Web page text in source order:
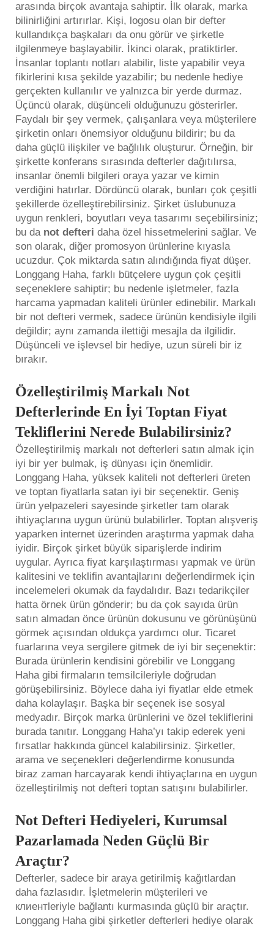
arasında birçok avantaja sahiptir. İlk olarak, marka
bilinirliğini artırırlar. Kişi, logosu olan bir defter
kullandıkça başkaları da onu görür ve şirketle
ilgilenmeye başlayabilir. İkinci olarak, pratiktirler.
İnsanlar toplantı notları alabilir, liste yapabilir veya
fikirlerini kısa şekilde yazabilir; bu nedenle hediye
gerçekten kullanılır ve yalnızca bir yerde durmaz.
Üçüncü olarak, düşünceli olduğunuzu gösterirler.
Faydalı bir şey vermek, çalışanlara veya müşterilere
şirketin onları önemsiyor olduğunu bildirir; bu da
daha güçlü ilişkiler ve bağlılık oluşturur. Örneğin, bir
şirkette konferans sırasında defterler dağıtılırsa,
insanlar önemli bilgileri oraya yazar ve kimin
verdiğini hatırlar. Dördüncü olarak, bunları çok çeşitli
şekillerde özelleştirebilirsiniz. Şirket üslubunuza
uygun renkleri, boyutları veya tasarımı seçebilirsiniz;
bu da not defteri daha özel hissetmelerini sağlar. Ve
son olarak, diğer promosyon ürünlerine kıyasla
ucuzdur. Çok miktarda satın alındığında fiyat düşer.
Longgang Haha, farklı bütçelere uygun çok çeşitli
seçeneklere sahiptir; bu nedenle işletmeler, fazla
harcama yapmadan kaliteli ürünler edinebilir. Markalı
bir not defteri vermek, sadece ürünün kendisiyle ilgili
değildir; aynı zamanda ilettiği mesajla da ilgilidir.
Düşünceli ve işlevsel bir hediye, uzun süreli bir iz
bırakır.
Özelleştirilmiş Markalı Not
Defterlerinde En İyi Toptan Fiyat
Tekliflerini Nerede Bulabilirsiniz?
Özelleştirilmiş markalı not defterleri satın almak için
iyi bir yer bulmak, iş dünyası için önemlidir.
Longgang Haha, yüksek kaliteli not defterleri üreten
ve toptan fiyatlarla satan iyi bir seçenektir. Geniş
ürün yelpazeleri sayesinde şirketler tam olarak
ihtiyaçlarına uygun ürünü bulabilirler. Toptan alışveriş
yaparken internet üzerinden araştırma yapmak daha
iyidir. Birçok şirket büyük siparişlerde indirim
uygular. Ayrıca fiyat karşılaştırması yapmak ve ürün
kalitesini ve teklifin avantajlarını değerlendirmek için
incelemeleri okumak da faydalıdır. Bazı tedarikçiler
hatta örnek ürün gönderir; bu da çok sayıda ürün
satın almadan önce ürünün dokusunu ve görünüşünü
görmek açısından oldukça yardımcı olur. Ticaret
fuarlarına veya sergilere gitmek de iyi bir seçenektir:
Burada ürünlerin kendisini görebilir ve Longgang
Haha gibi firmaların temsilcileriyle doğrudan
görüşebilirsiniz. Böylece daha iyi fiyatlar elde etmek
daha kolaylaşır. Başka bir seçenek ise sosyal
medyadır. Birçok marka ürünlerini ve özel tekliflerini
burada tanıtır. Longgang Haha’yı takip ederek yeni
fırsatlar hakkında güncel kalabilirsiniz. Şirketler,
arama ve seçenekleri değerlendirme konusunda
biraz zaman harcayarak kendi ihtiyaçlarına en uygun
özelleştirilmiş not defteri toptan satışını bulabilirler.
Not Defteri Hediyeleri, Kurumsal
Pazarlamada Neden Güçlü Bir
Araçtır?
Defterler, sadece bir araya getirilmiş kağıtlardan
daha fazlasıdır. İşletmelerin müşterileri ve
клиентleriyle bağlantı kurmasında güçlü bir araçtır.
Longgang Haha gibi şirketler defterleri hediye olarak